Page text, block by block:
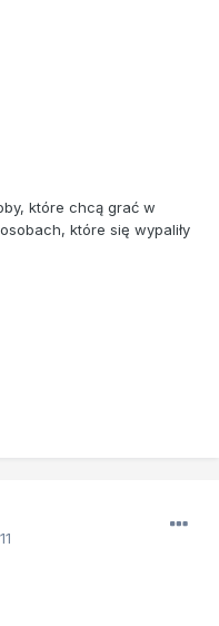
które chcą grać w
które się wypaliły